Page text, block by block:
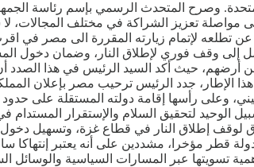
وصرح المتحدث الرسمي بإسم رئاسة
مواصلة تعزيز الشراكة في مختلف المجالات،
عن تطلعه لإتمام زيارته المقررة الى مصر في
وقف فوري لإطلاق النار، وضمان دخول
أرضهم، حيث أكد السيد الرئيس في هذا الصدد أن
جدد الرئيس ترحيب مصر بإعلان المملكة
الوحيد لتحقيق السلام والإستقرار
لوقف إطلاق النار في قطاع غزة، وتسهيل دخول
قطر مؤخرا، مشددين على أنه يعتبر إنتهاكا
تسويتها عبر المسارات السياسية والوسائل